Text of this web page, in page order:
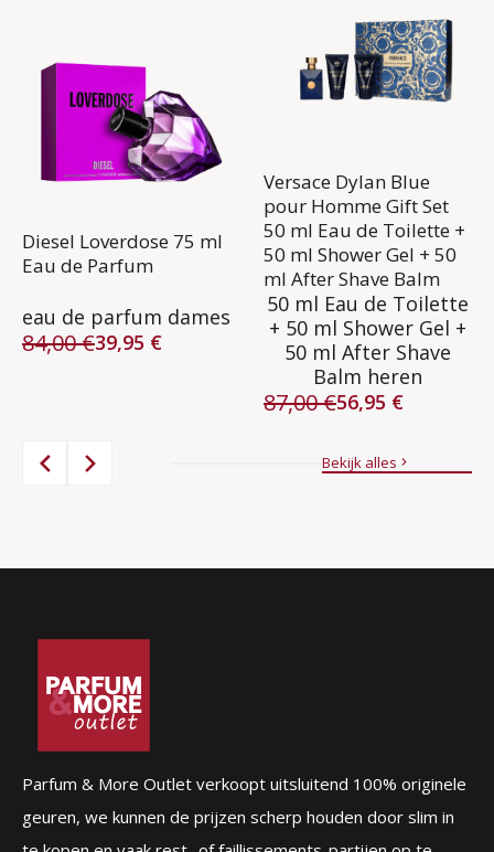
Diesel Loverdose 75 ml
Eau de Parfum
eau de parfum dames
84,00€
Oorspronkelijke
39,95 €
Huidige
Versace Dylan Blue
pour Homme Gift Set
50 ml Eau de Toilette +
50 ml Shower Gel + 50
ml After Shave Balm
50 ml Eau de Toilette
+ 50 ml Shower Gel +
50 ml After Shave
Balm heren
87,00€
Oorspronkelijke
56,95 €
Huidige
Bekijk alles
Parfum & More Outlet verkoopt uitsluitend 100% originele
geuren, we kunnen de prijzen scherp houden door slim in